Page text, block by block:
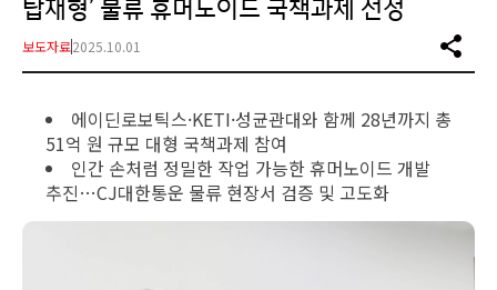
보도자료2025.10.01
에이딘로보틱스·KETI·성균관대와 함께 28년까지 총
51억 원 규모 대형 국책과제 참여
인간 손처럼 정밀한 작업 가능한 휴머노이드 개발
추진…CJ대한통운 물류 현장서 검증 및 고도화